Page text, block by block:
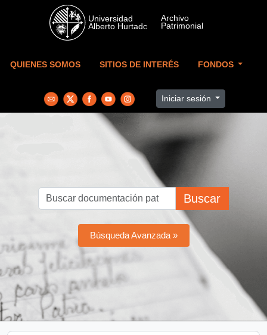
Skip to main content
QUIENES SOMOS SITIOS DE INTERÉS FONDOS
Iniciar sesión
Buscar
Búsqueda Avanzada »